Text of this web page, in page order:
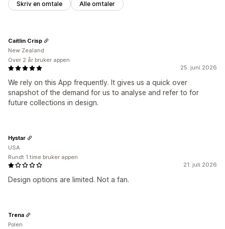
Skriv en omtale Alle omtaler
25. juni 2026
We rely on this App frequently. It gives us a quick over
snapshot of the demand for us to analyse and refer to for
future collections in design.
Caitlin Crisp
New Zealand
Over 2 år bruker appen
21. juli 2026
Design options are limited. Not a fan.
Hystar
USA
Rundt 1 time bruker appen
Trena
Polen